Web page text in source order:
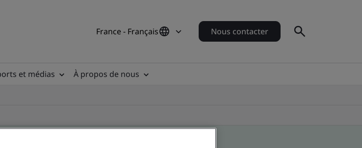
France - Français Nous contacter
et médias
À propos de nous